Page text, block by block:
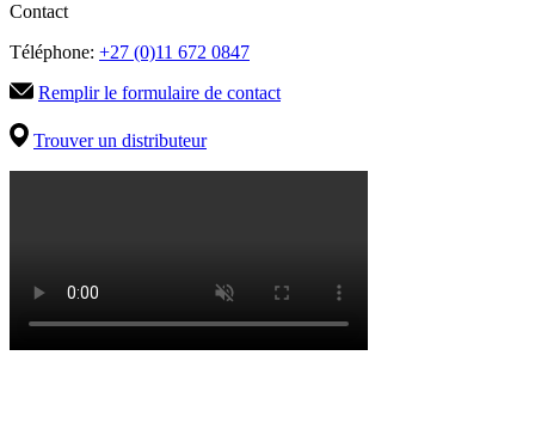
Contact
Téléphone: +27 (0)11 672 0847
Remplir le formulaire de contact
Trouver un distributeur